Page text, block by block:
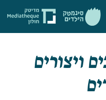
ויצורים